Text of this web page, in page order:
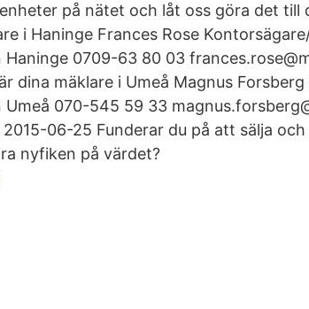
på nätet och låt oss göra det till
i Haninge Frances Rose
Haninge 0709-63 80 03
dina mäklare i Umeå Magnus
Umeå 070-545 59 33
06-25 Funderar du på att sälja
nyfiken på värdet?